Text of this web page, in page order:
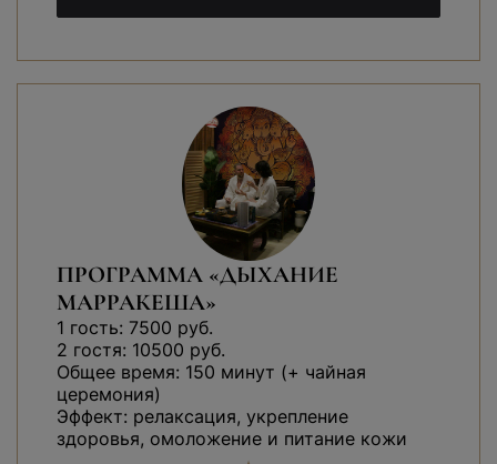
ПРОГРАММА «ДЫХАНИЕ
МАРРАКЕША»
1 гость: 7500 руб.
2 гостя: 10500 руб.
Общее время: 150 минут (+ чайная
церемония)
Эффект: релаксация, укрепление
здоровья, омоложение и питание кожи